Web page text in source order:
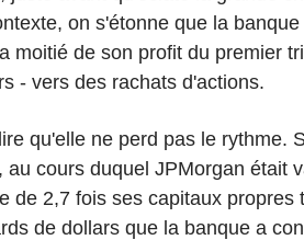
on s'étonne que la
moitié de son profit du premier
- vers des rachats d'actions.
qu'elle ne perd pas le rythme.
au cours duquel JPMorgan était
de 2,7 fois ses capitaux propres
de dollars que la banque a